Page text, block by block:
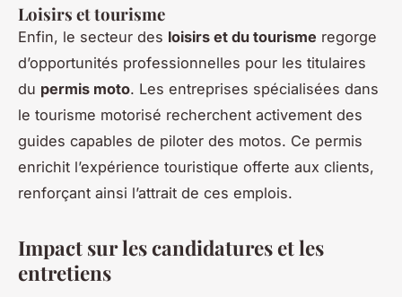
Loisirs et tourisme
Enfin, le secteur des loisirs et du tourisme regorge
d’opportunités professionnelles pour les titulaires
du permis moto. Les entreprises spécialisées dans
le tourisme motorisé recherchent activement des
guides capables de piloter des motos. Ce permis
enrichit l’expérience touristique offerte aux clients,
renforçant ainsi l’attrait de ces emplois.
Impact sur les candidatures et les
entretiens